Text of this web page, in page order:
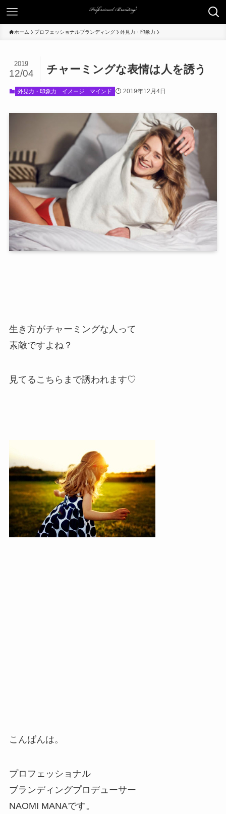
ホーム プロフェッショナルブランディング 外見力・印象力
チャーミングな表情は人を誘う
2019
12/04
外見力・印象力 イメージ マインド 2019年12月4日
生き方がチャーミングな人って
素敵ですよね？
見てるこちらまで誘われます♡
こんばんは。
プロフェッショナル
ブランディングプロデューサー
NAOMI MANAです。